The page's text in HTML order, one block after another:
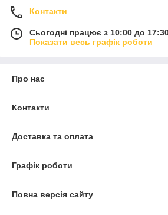
Контакти
Сьогодні працює з 10:00 до
Показати весь графік роботи
Про нас
Контакти
Доставка та оплата
Графік роботи
Повна версія сайту